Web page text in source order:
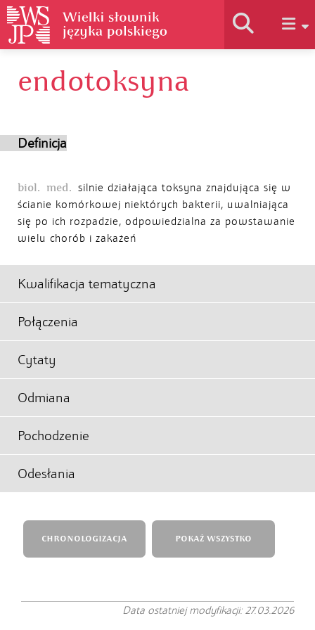
Historia słownika
Autorzy
endotoksyna
Definicja
biol. med. silnie działająca toksyna znajdująca się w
ścianie komórkowej niektórych bakterii, uwalniająca
się po ich rozpadzie, odpowiedzialna za powstawanie
wielu chorób i zakażeń
Kwalifikacja tematyczna
Połączenia
Cytaty
Odmiana
Pochodzenie
Odesłania
CHRONOLOGIZACJA POKAŻ WSZYSTKO
Data ostatniej modyfikacji: 27.03.2026